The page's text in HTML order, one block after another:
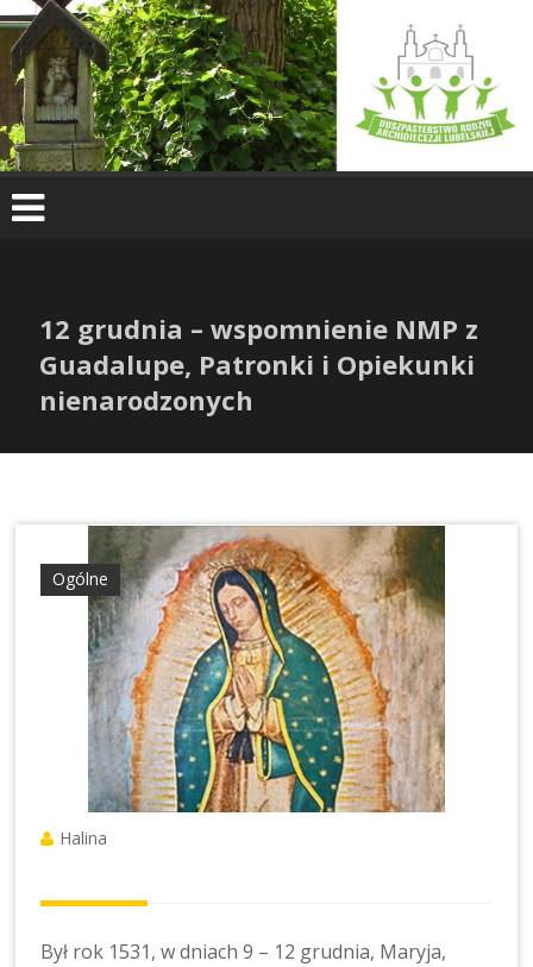
Skip
to
content
12 grudnia – wspomnienie NMP z
Guadalupe, Patronki i Opiekunki
nienarodzonych
Ogólne
Halina
Był rok 1531, w dniach 9 – 12 grudnia, Maryja,